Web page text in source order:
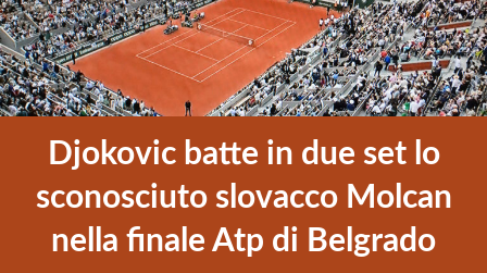
Djokovic batte in due set lo
sconosciuto slovacco Molcan
nella finale Atp di Belgrado